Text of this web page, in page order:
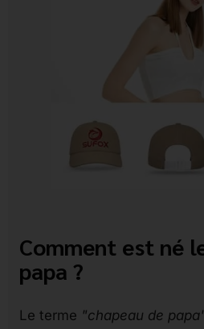
Comment est né
papa ?
Le terme "chapeau de